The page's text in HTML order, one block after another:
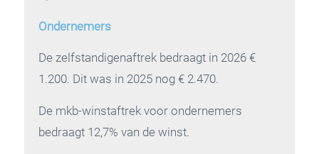
Ondernemers
De zelfstandigenaftrek bedraagt in 2026 €
1.200. Dit was in 2025 nog € 2.470.
De mkb-winstaftrek voor ondernemers
bedraagt 12,7% van de winst.